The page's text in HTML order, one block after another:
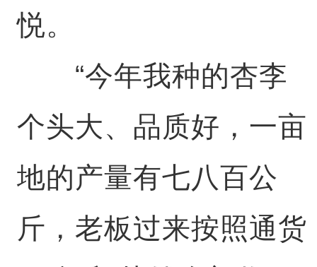
悦。
“今年我种的杏李
个头大、品质好，一亩
地的产量有七八百公
斤，老板过来按照通货